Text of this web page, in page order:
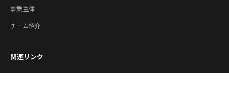
事業主体
チーム紹介
関連リンク